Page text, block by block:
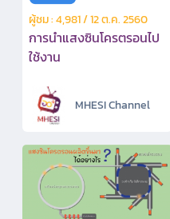
ผู้ชม : 4,981 / 12 ต.ค. 2560
การนำแสงซินโครตรอนไป
ใช้งาน
MHESI Channel